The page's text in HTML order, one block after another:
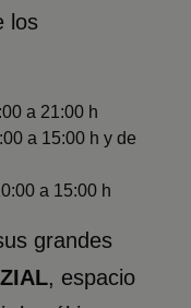
los
a 21:00 h
a 15:00 h y de
a 15:00 h
grandes
, espacio